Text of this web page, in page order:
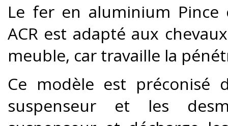
Le fer en aluminium
ACR est adapté aux
meuble, car travaille la
Ce modèle est préconisé
suspenseur et les